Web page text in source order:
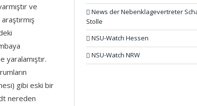
ve
yaralamıştır.
gibi eski bir
nereden
News der Nebenklagevertreter
Stolle
NSU-Watch Hessen
NSU-Watch NRW